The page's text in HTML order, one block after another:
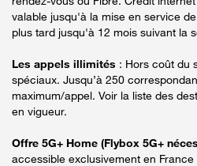
valable jusqu'à la mise en service
plus tard jusqu'à 12 mois suivant la
Les appels illimités : Hors coût du
spéciaux. Jusqu’à 250
maximum/appel. Voir la liste des
en vigueur.
Offre 5G+ Home (Flybox 5G+
accessible exclusivement en